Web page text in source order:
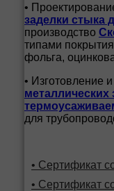
•
заделки стыка
производство
типами
фольга,
• Изготовление
металлических
для
• Сертификат
• Сертификат